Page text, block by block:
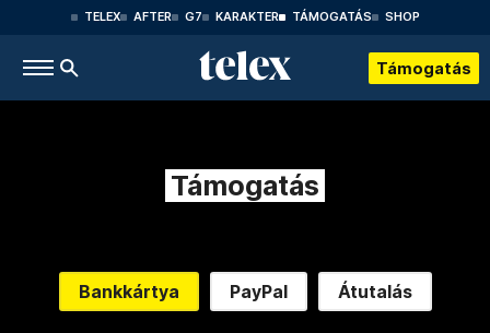
TELEX AFTER G7 KARAKTER TÁMOGATÁS SHOP
Támogatás
Támogatás
Bankkártya PayPal Átutalás